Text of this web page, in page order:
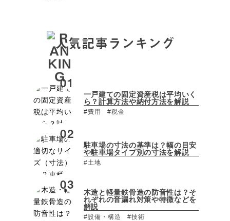
人気記事ランキング
一戸建ての固定資産税は平均いく
ら？計算方法や納付方法を解説
#費用 #税金
駐車場の寸法の基準は？幅の目安
や駐車場タイプ別の寸法を解説
#土地
木造と軽量鉄骨造の防音性は？そ
れぞれの音漏れ対策や特徴などを
解説
#設備・構造 #技術